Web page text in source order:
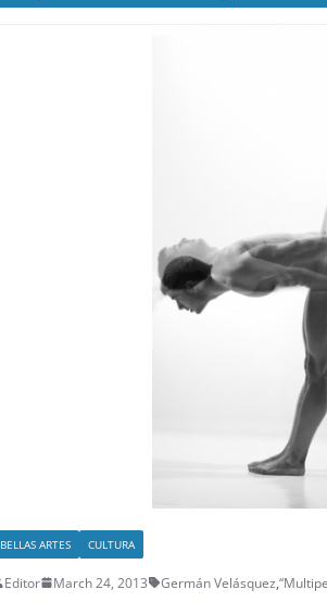
BELLAS ARTES CULTURA
Editor March 24, 2013 Germán Velásquez,